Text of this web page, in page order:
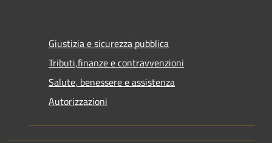
Giustizia e sicurezza pubblica
Tributi,finanze e contravvenzioni
Salute, benessere e assistenza
Autorizzazioni